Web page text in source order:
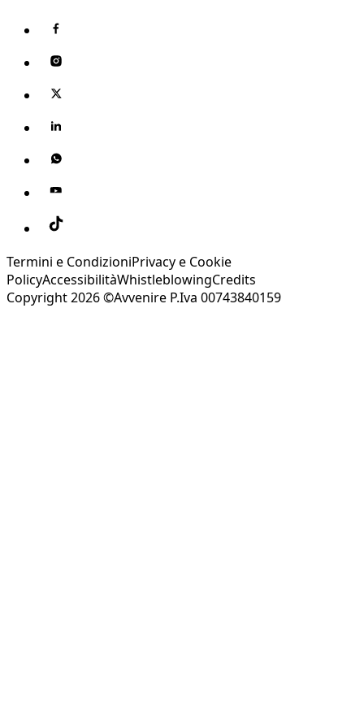
Termini e CondizioniPrivacy e Cookie
PolicyAccessibilitàWhistleblowingCredits
Copyright 2026 ©Avvenire P.Iva 00743840159